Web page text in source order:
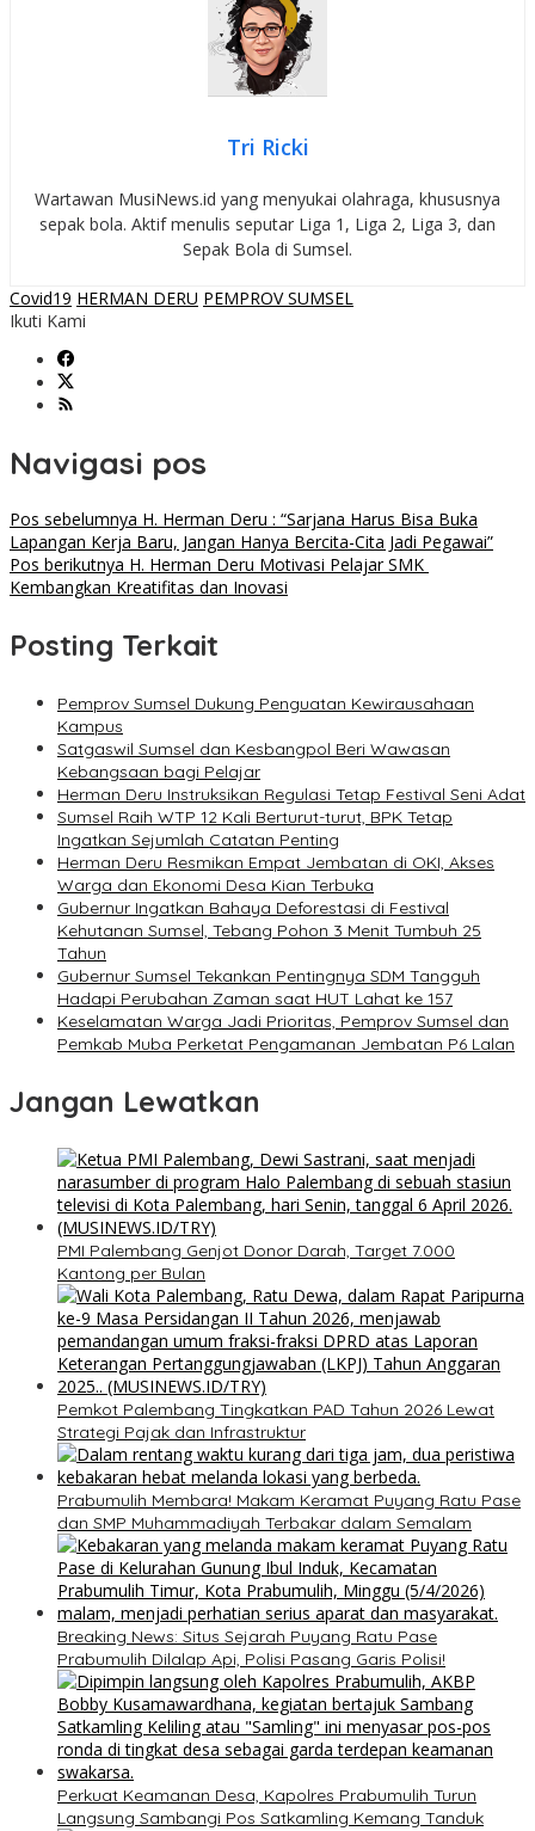
Tri Ricki
Wartawan MusiNews.id yang menyukai olahraga, khususnya
sepak bola. Aktif menulis seputar Liga 1, Liga 2, Liga 3, dan
Sepak Bola di Sumsel.
Covid19 HERMAN DERU PEMPROV SUMSEL
Ikuti Kami
Navigasi pos
Pos sebelumnya H. Herman Deru : “Sarjana Harus Bisa Buka
Lapangan Kerja Baru, Jangan Hanya Bercita-Cita Jadi Pegawai”
Pos berikutnya H. Herman Deru Motivasi Pelajar SMK
Kembangkan Kreatifitas dan Inovasi
Posting Terkait
Pemprov Sumsel Dukung Penguatan Kewirausahaan
Kampus
Satgaswil Sumsel dan Kesbangpol Beri Wawasan
Kebangsaan bagi Pelajar
Herman Deru Instruksikan Regulasi Tetap Festival Seni Adat
Sumsel Raih WTP 12 Kali Berturut-turut, BPK Tetap
Ingatkan Sejumlah Catatan Penting
Herman Deru Resmikan Empat Jembatan di OKI, Akses
Warga dan Ekonomi Desa Kian Terbuka
Gubernur Ingatkan Bahaya Deforestasi di Festival
Kehutanan Sumsel, Tebang Pohon 3 Menit Tumbuh 25
Tahun
Gubernur Sumsel Tekankan Pentingnya SDM Tangguh
Hadapi Perubahan Zaman saat HUT Lahat ke 157
Keselamatan Warga Jadi Prioritas, Pemprov Sumsel dan
Pemkab Muba Perketat Pengamanan Jembatan P6 Lalan
Jangan Lewatkan
PMI Palembang Genjot Donor Darah, Target 7.000
Kantong per Bulan
Pemkot Palembang Tingkatkan PAD Tahun 2026 Lewat
Strategi Pajak dan Infrastruktur
Prabumulih Membara! Makam Keramat Puyang Ratu Pase
dan SMP Muhammadiyah Terbakar dalam Semalam
Breaking News: Situs Sejarah Puyang Ratu Pase
Prabumulih Dilalap Api, Polisi Pasang Garis Polisi!
Perkuat Keamanan Desa, Kapolres Prabumulih Turun
Langsung Sambangi Pos Satkamling Kemang Tanduk